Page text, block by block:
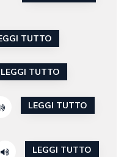
TUTTO
LEGGI TUTTO
LEGGI TUTTO
LEGGI TUTTO